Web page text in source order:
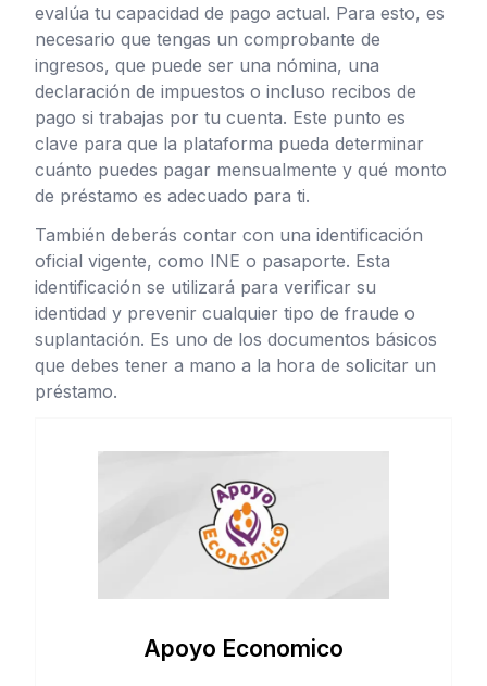
evalúa tu capacidad de pago actual. Para esto, es
necesario que tengas un comprobante de
ingresos, que puede ser una nómina, una
declaración de impuestos o incluso recibos de
pago si trabajas por tu cuenta. Este punto es
clave para que la plataforma pueda determinar
cuánto puedes pagar mensualmente y qué monto
de préstamo es adecuado para ti.
También deberás contar con una identificación
oficial vigente, como INE o pasaporte. Esta
identificación se utilizará para verificar su
identidad y prevenir cualquier tipo de fraude o
suplantación. Es uno de los documentos básicos
que debes tener a mano a la hora de solicitar un
préstamo.
Apoyo Economico